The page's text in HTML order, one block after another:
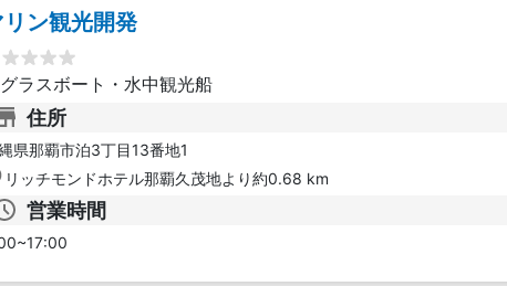
ン観光開発
グラスボート・水中観光船
住所
県那覇市泊3丁目13番地1
リッチモンドホテル那覇久茂地より約0.68 km
営業時間